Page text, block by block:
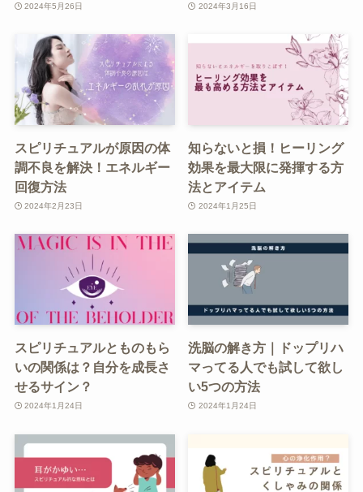
2024年5月26日 2024年3月16日
スピリチュアルが原因の体
調不良を解決！エネルギー
回復方法
2024年2月23日
知らないと損！ヒーリング
効果を最大限に発揮する方
法とアイテム
2024年1月25日
スピリチュアルとものもら
いの関係は？自分を成長さ
せるサイン？
2024年1月24日
洗脳の解き方｜ドップリハ
マってる人でも試して欲し
い5つの方法
2024年1月24日